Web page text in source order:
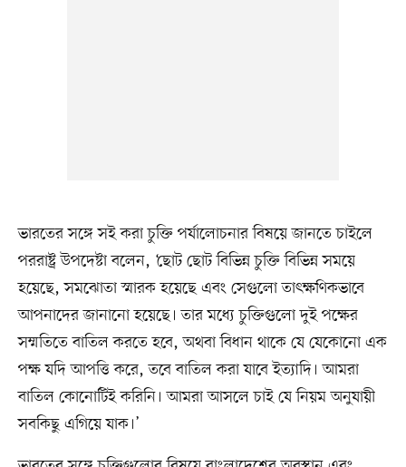
ভারতের সঙ্গে সই করা চুক্তি পর্যালোচনার বিষয়ে জানতে চাইলে
পররাষ্ট্র উপদেষ্টা বলেন, ‘ছোট ছোট বিভিন্ন চুক্তি বিভিন্ন সময়ে
হয়েছে, সমঝোতা স্মারক হয়েছে এবং সেগুলো তাৎক্ষণিকভাবে
আপনাদের জানানো হয়েছে। তার মধ্যে চুক্তিগুলো দুই পক্ষের
সম্মতিতে বাতিল করতে হবে, অথবা বিধান থাকে যে যেকোনো এক
পক্ষ যদি আপত্তি করে, তবে বাতিল করা যাবে ইত্যাদি। আমরা
বাতিল কোনোটিই করিনি। আমরা আসলে চাই যে নিয়ম অনুযায়ী
সবকিছু এগিয়ে যাক।’